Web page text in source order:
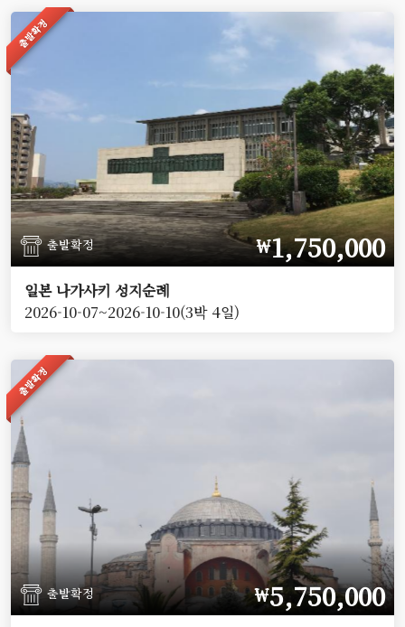
출발확정
출발확정 ￦1,750,000
일본 나가사키 성지순례
2026-10-07~2026-10-10(3박 4일)
출발확정
출발확정 ￦5,750,000